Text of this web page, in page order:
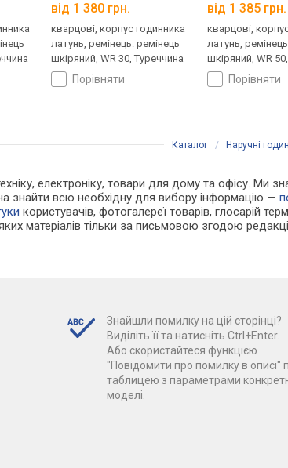
від 1 380 грн.
кварцові, корпус годинника
латунь, ремінець: ремінець
шкіряний, WR 30, Туреччина
порівняти
від 1 385 грн.
кварцові,
латунь,
шкіряний, WR
порівняти
Каталог / Наручні
електроніку, товари для дому та офісу. Ми
знайти всю необхідну для вибору інформацію —
користувачів, фотогалереї товарів, глосарій
матеріалів тільки за письмовою згодою
Знайшли помилку на цій сторінці?
Виділіть її та натисніть Ctrl+Enter.
Або скористайтеся функцією
"Повідомити про помилку в описі"
таблицею з параметрами
моделі.